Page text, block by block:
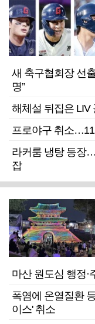
새 축구협회장 선
명”
해체설 뒤집은 LIV
프로야구 취소
라커룸 냉탕 등장
잡
마산 원도심 행정·
폭염에 온열질환
이스' 취소